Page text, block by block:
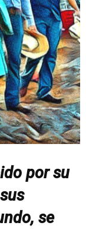
por su
se